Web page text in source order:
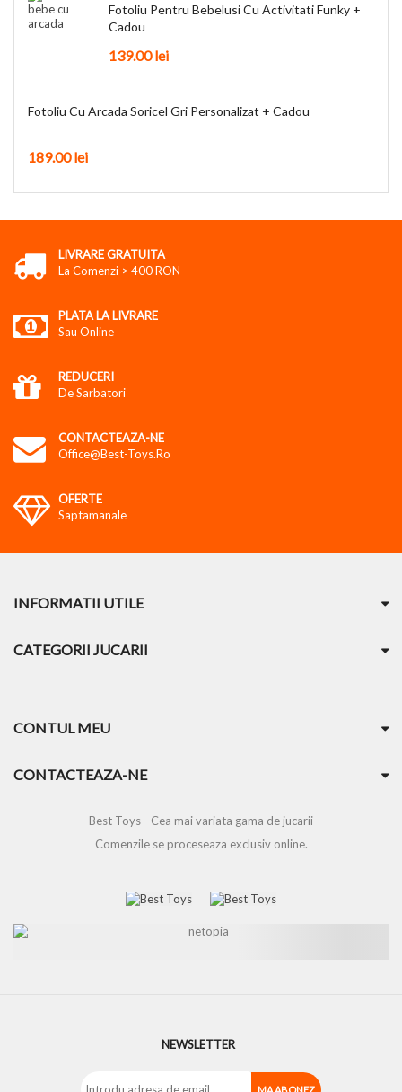
Fotoliu Pentru Bebelusi Cu Activitati Funky +
Cadou
139.00 lei
Fotoliu Cu Arcada Soricel Gri Personalizat + Cadou
189.00 lei
LIVRARE GRATUITA
La Comenzi > 400 RON
PLATA LA LIVRARE
Sau Online
REDUCERI
De Sarbatori
CONTACTEAZA-NE
Office@best-Toys.ro
OFERTE
Saptamanale
INFORMATII UTILE
CATEGORII JUCARII
CONTUL MEU
CONTACTEAZA-NE
Best Toys - Cea mai variata gama de jucarii
Comenzile se proceseaza exclusiv online.
NEWSLETTER